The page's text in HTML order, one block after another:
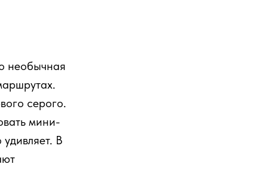
необычная
серого.
мини-
В